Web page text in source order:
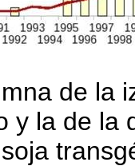
de la
y la de la